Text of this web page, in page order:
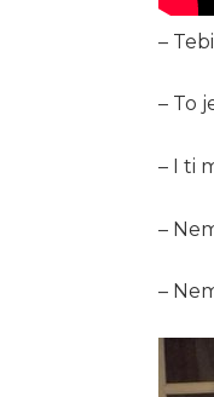
–
– To
– I ti
–
–